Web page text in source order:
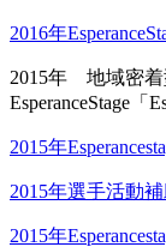
2016年
2015年 地域密着
EsperanceStage「
2015年
2015年選手活動
2015年